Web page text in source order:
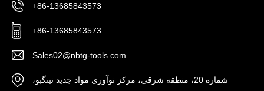
+86-13685843573
+86-13685843573
Sales02@nbtg-tools.com
شماره 20، منطقه شرقی، مرکز نوآوری مواد جدید نینگبو،